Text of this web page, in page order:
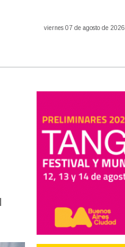
viernes 07 de agosto de 2026